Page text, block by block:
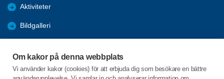
Om kakor på denna webbplats
Vi använder kakor (cookies) för att erbjuda dig som besökare en bättre
Aktiviteter
Bildgalleri